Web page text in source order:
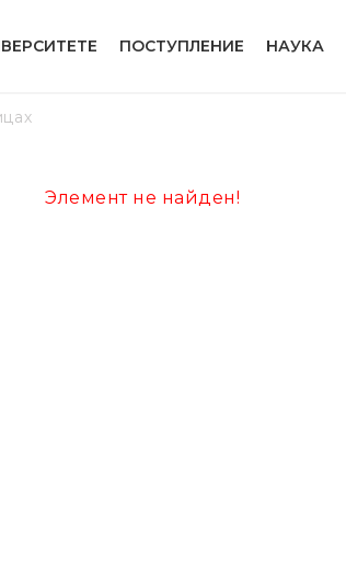
ПОСТУПЛЕНИЕ НАУКА
Элемент не найден!